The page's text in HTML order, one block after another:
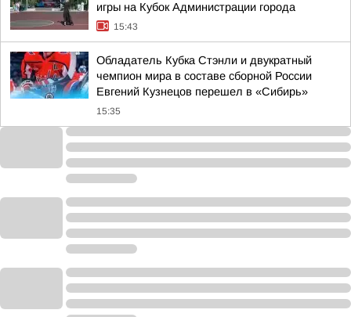
игры на Кубок Администрации города
15:43
Обладатель Кубка Стэнли и двукратный
чемпион мира в составе сборной России
Евгений Кузнецов перешел в «Сибирь»
15:35